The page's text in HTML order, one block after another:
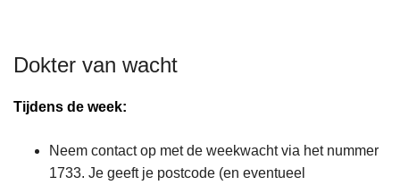
Dokter van wacht
Tijdens de week:
Neem contact op met de weekwacht via het nummer
1733. Je geeft je postcode (en eventueel